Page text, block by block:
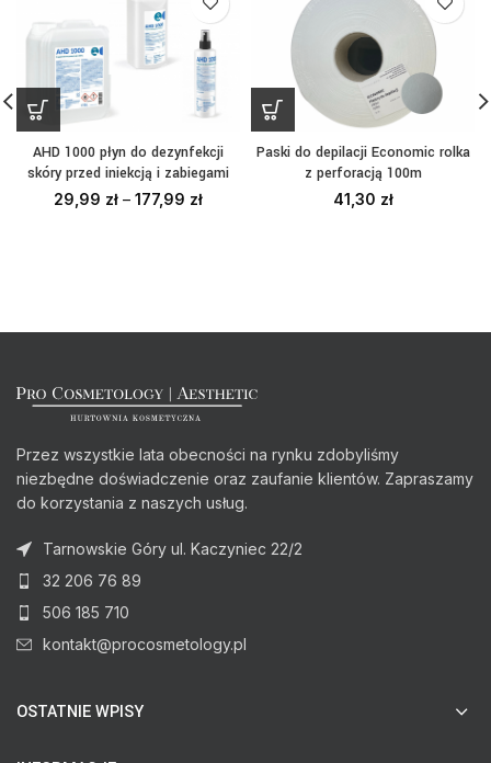
AHD 1000 płyn do dezynfekcji
skóry przed iniekcją i zabiegami
29,99 zł – 177,99 zł
Paski do depilacji Economic rolka
z perforacją 100m
41,30 zł
Przez wszystkie lata obecności na rynku zdobyliśmy
niezbędne doświadczenie oraz zaufanie klientów. Zapraszamy
do korzystania z naszych usług.
Tarnowskie Góry ul. Kaczyniec 22/2
32 206 76 89
506 185 710
kontakt@procosmetology.pl
OSTATNIE WPISY